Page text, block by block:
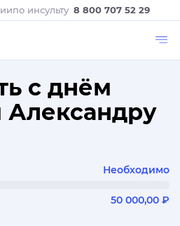
по инсульту 8 800 707 52 29
с днём
Необходимо
50 000,00 ₽